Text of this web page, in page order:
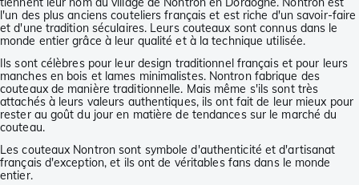
l'un des plus anciens couteliers français et est riche d'un savoir-faire
et d'une tradition séculaires. Leurs couteaux sont connus dans le
monde entier grâce à leur qualité et à la technique utilisée.
Ils sont célèbres pour leur design traditionnel français et pour leurs
manches en bois et lames minimalistes. Nontron fabrique des
couteaux de manière traditionnelle. Mais même s'ils sont très
attachés à leurs valeurs authentiques, ils ont fait de leur mieux pour
rester au goût du jour en matière de tendances sur le marché du
couteau.
Les couteaux Nontron sont symbole d'authenticité et d'artisanat
français d'exception, et ils ont de véritables fans dans le monde
entier.